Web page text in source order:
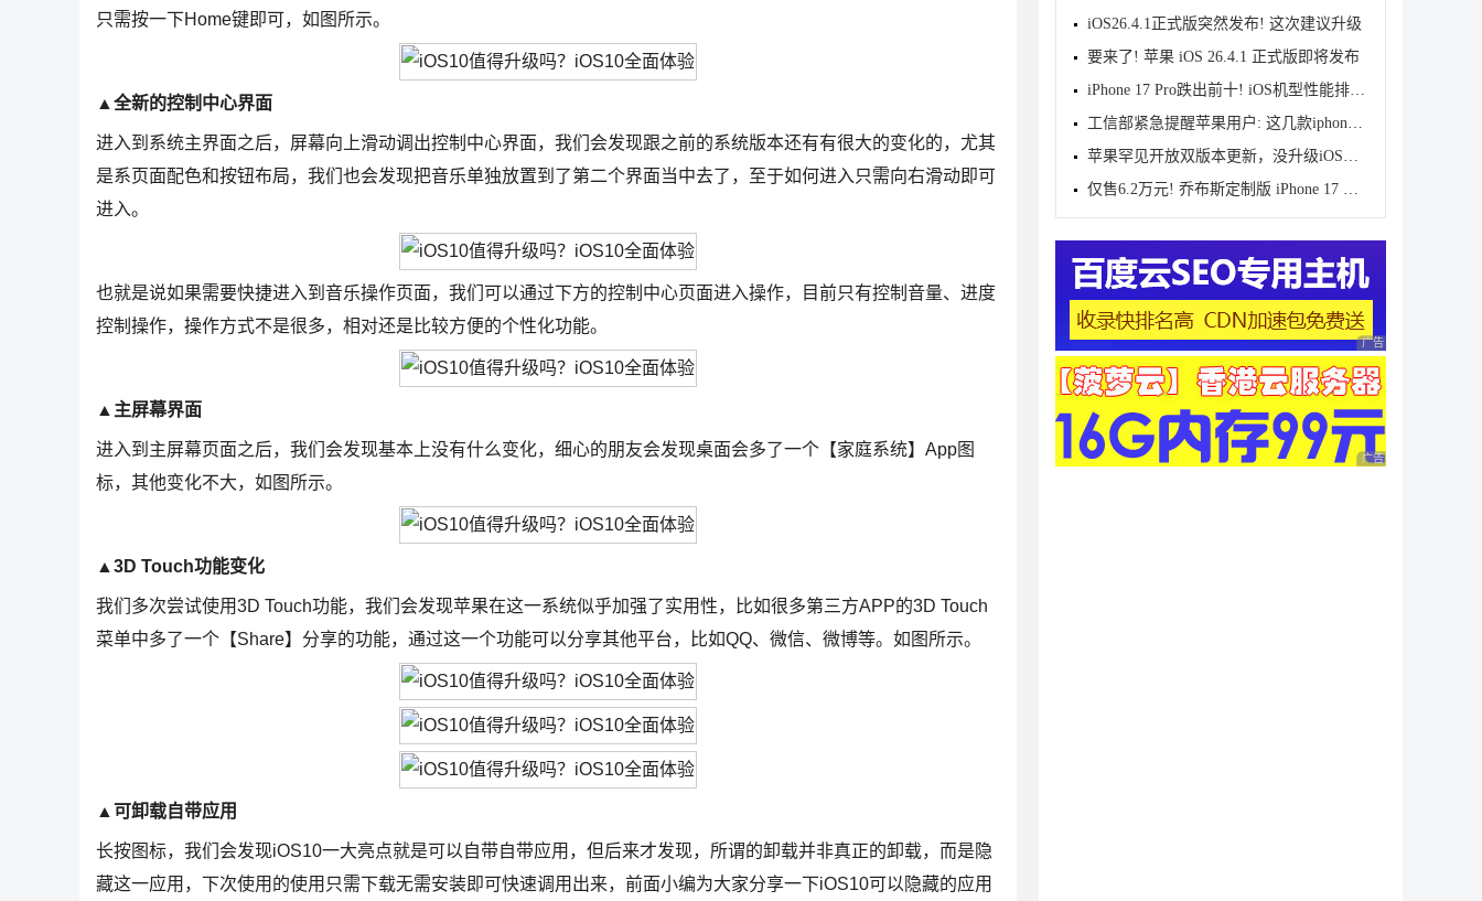
只需按一下Home键即可，如图所示。
▲全新的控制中心界面
进入到系统主界面之后，屏幕向上滑动调出控制中心界面，我们会发现跟之前的系统版本还有有很大的变化的，尤其
是系页面配色和按钮布局，我们也会发现把音乐单独放置到了第二个界面当中去了，至于如何进入只需向右滑动即可
进入。
也就是说如果需要快捷进入到音乐操作页面，我们可以通过下方的控制中心页面进入操作，目前只有控制音量、进度
控制操作，操作方式不是很多，相对还是比较方便的个性化功能。
▲主屏幕界面
进入到主屏幕页面之后，我们会发现基本上没有什么变化，细心的朋友会发现桌面会多了一个【家庭系统】App图
标，其他变化不大，如图所示。
▲3D Touch功能变化
我们多次尝试使用3D Touch功能，我们会发现苹果在这一系统似乎加强了实用性，比如很多第三方APP的3D Touch
菜单中多了一个【Share】分享的功能，通过这一个功能可以分享其他平台，比如QQ、微信、微博等。如图所示。
▲可卸载自带应用
长按图标，我们会发现iOS10一大亮点就是可以自带自带应用，但后来才发现，所谓的卸载并非真正的卸载，而是隐
藏这一应用，下次使用的使用只需下载无需安装即可快速调用出来，前面小编为大家分享一下iOS10可以隐藏的应用
iOS26.4.1正式版突然发布! 这次建议升级
要来了! 苹果 iOS 26.4.1 正式版即将发布
iPhone 17 Pro跌出前十! iOS机型性能排行公布
工信部紧急提醒苹果用户: 这几款iphone手机尽快升级系
苹果罕见开放双版本更新，没升级iOS26的可选择iOS18
仅售6.2万元! 乔布斯定制版 iPhone 17 Pro 来了
广告 商业广告，理性
广告 商业广告，理性